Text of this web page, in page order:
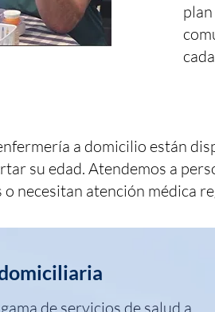
a domicilio están
su edad. Atendemos a
necesitan atención médica
de servicios de salud a